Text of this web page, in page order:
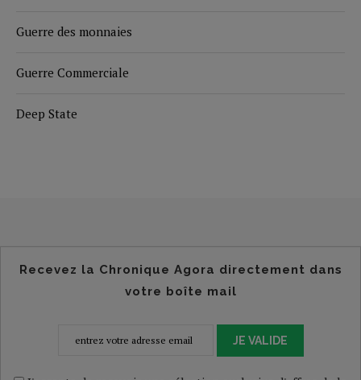
Guerre des monnaies
Guerre Commerciale
Deep State
Recevez la Chronique Agora directement dans
votre boîte mail
JE VALIDE